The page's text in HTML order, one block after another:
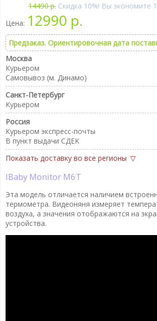
14490 р.Cкидка 10%! Вы экономите
Цена: 12990 р.
Предзаказ. Ориентировочная дата
Москва
Курьером
Самовывоз (м. Динамо)
Санкт-Петербург
Курьером
Россия
Курьером экспресс-почты
В пункт выдачи CДEK
Показать доставку во все регионы
iBaby Monitor M6T
Эта модель отличается наличием
термометра. Видеоняня измеряет
воздуха, а значения отображаются на
устройства.